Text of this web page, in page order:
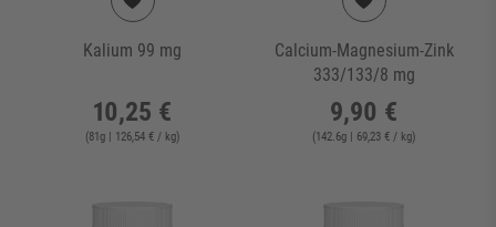
Kalium 99 mg
10,25 €
(81g| 126,54 € / kg)
Calcium-Magnesium-Zink
333/133/8 mg
9,90 €
(142.6g| 69,23 € / kg)